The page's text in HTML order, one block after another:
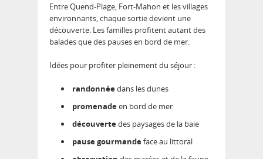
Entre Quend-Plage, Fort-Mahon et les villages
environnants, chaque sortie devient une
découverte. Les familles profitent autant des
balades que des pauses en bord de mer.
Idées pour profiter pleinement du séjour :
randonnéedans les dunes
promenadeen bord de mer
découvertedes paysages de la baie
pause gourmandeface au littoral